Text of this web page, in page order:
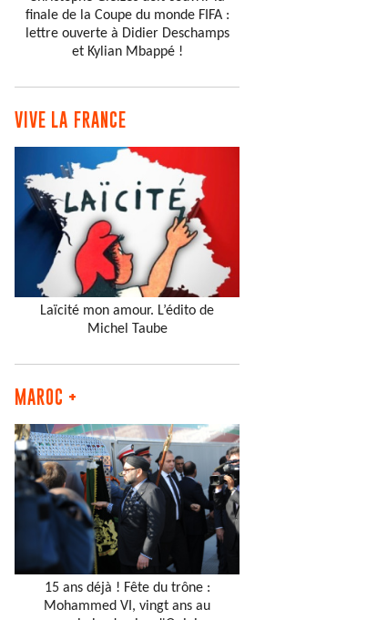
finale de la Coupe du monde FIFA :
lettre ouverte à Didier Deschamps
et Kylian Mbappé !
VIVE LA FRANCE
Laïcité mon amour. L’édito de
Michel Taube
MAROC +
15 ans déjà ! Fête du trône :
Mohammed VI, vingt ans au